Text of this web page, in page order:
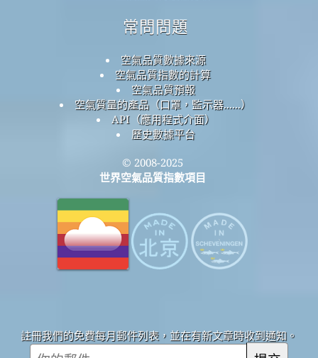
常問問題
空氣品質數據來源
空氣品質指數的計算
空氣品質預報
空氣質量的產品（口罩，監示器......）
API（應用程式介面）
歷史數據平台
© 2008-2025
世界空氣品質指數項目
註冊我們的免費每月郵件列表，並在有新文章時收到通知。